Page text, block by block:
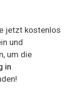
jetzt kostenlos
und
um die
in